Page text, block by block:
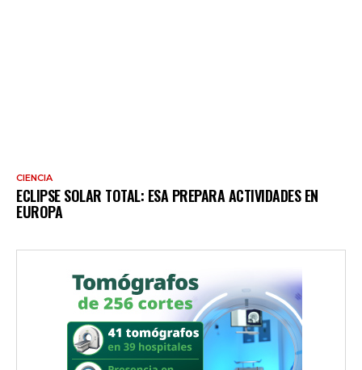
CIENCIA
ECLIPSE SOLAR TOTAL: ESA PREPARA ACTIVIDADES EN
EUROPA